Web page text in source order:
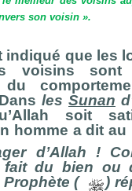
son voisin ».
indiqué que les
voisins sont
du
les Sunan
soit
homme a dit au
d’Allah !
du bien ou
(
)